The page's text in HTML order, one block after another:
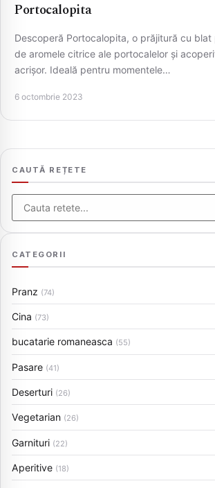
Portocalopita
Descoperă Portocalopita, o prăjitură cu
de aromele citrice ale portocalelor și
acrișor. Ideală pentru momentele…
6 octombrie 2023
CAUTĂ REȚETE
CATEGORII
Pranz (74)
Cina (73)
bucatarie romaneasca (55)
Pasare (41)
Deserturi (26)
Vegetarian (26)
Garnituri (22)
Aperitive (18)